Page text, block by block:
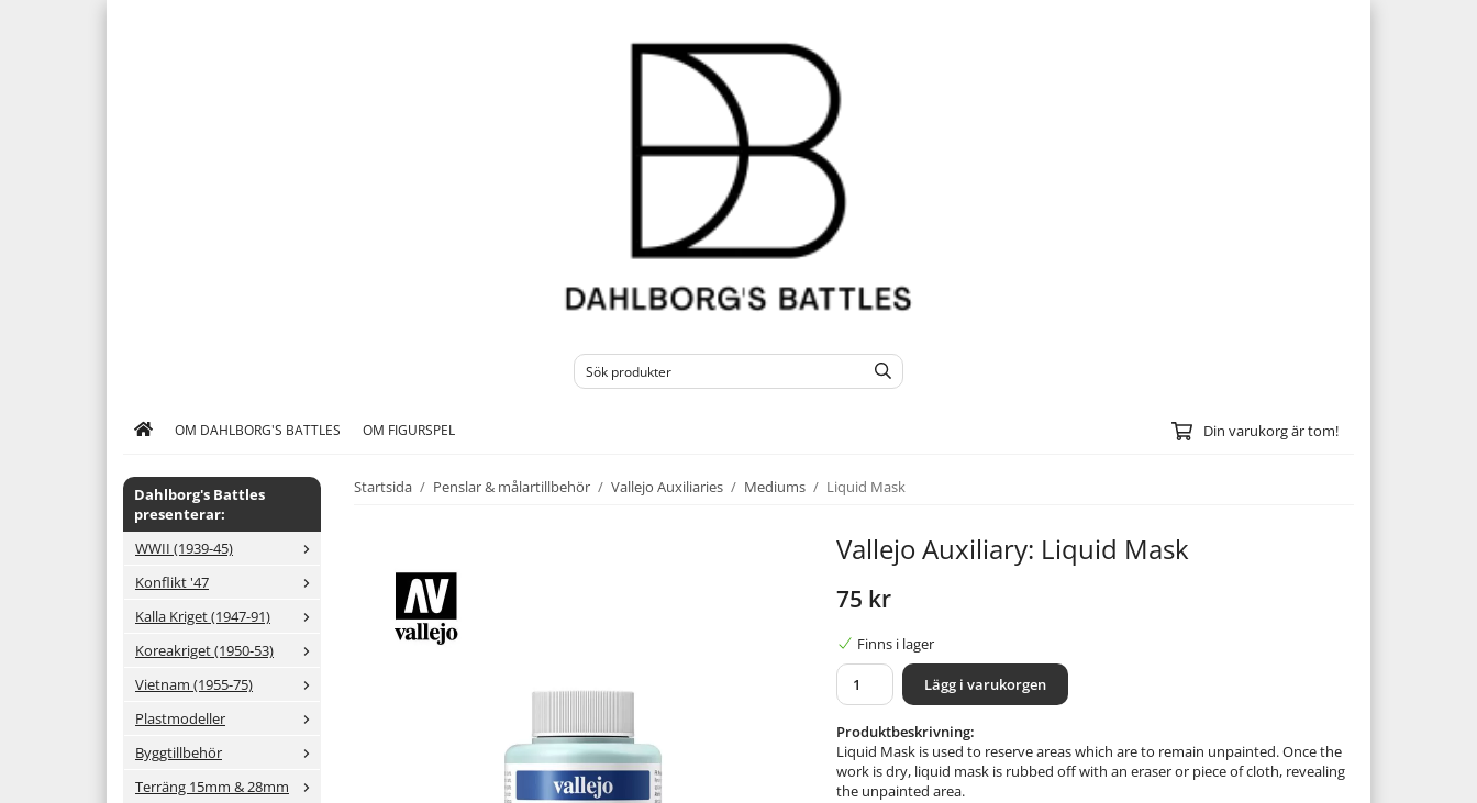
OM DAHLBORG'S BATTLES OM FIGURSPEL Din varukorg är tom!
Dahlborg's Battles
presenterar:
WWII (1939-45)
Konflikt '47
Kalla Kriget (1947-91)
Koreakriget (1950-53)
Vietnam (1955-75)
Plastmodeller
Byggtillbehör
Terräng 15mm & 28mm
Startsida / Penslar & målartillbehör / Vallejo Auxiliaries / Mediums / Liquid Mask
Vallejo Auxiliary: Liquid Mask
75 kr
Finns i lager
Lägg i varukorgen
Produktbeskrivning:
Liquid Mask is used to reserve areas which are to remain unpainted. Once the
work is dry, liquid mask is rubbed off with an eraser or piece of cloth, revealing
the unpainted area.